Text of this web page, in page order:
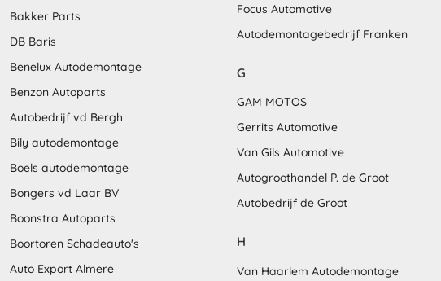
Bakker Parts
DB Baris
Benelux Autodemontage
Benzon Autoparts
Autobedrijf vd Bergh
Bily autodemontage
Boels autodemontage
Bongers vd Laar BV
Boonstra Autoparts
Boortoren Schadeauto's
Auto Export Almere
Focus Automotive
Autodemontagebedrijf Franken
G
GAM MOTOS
Gerrits Automotive
Van Gils Automotive
Autogroothandel P. de Groot
Autobedrijf de Groot
H
Van Haarlem Autodemontage